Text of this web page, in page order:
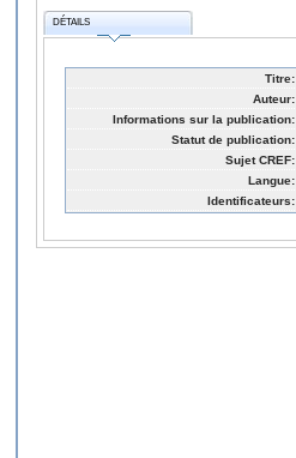
DÉTAILS
Titre:
Auteur:
Informations sur la publication:
Statut de publication:
Sujet CREF:
Langue:
Identificateurs: